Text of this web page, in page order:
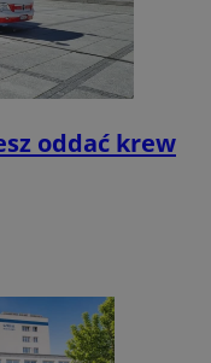
oddać krew